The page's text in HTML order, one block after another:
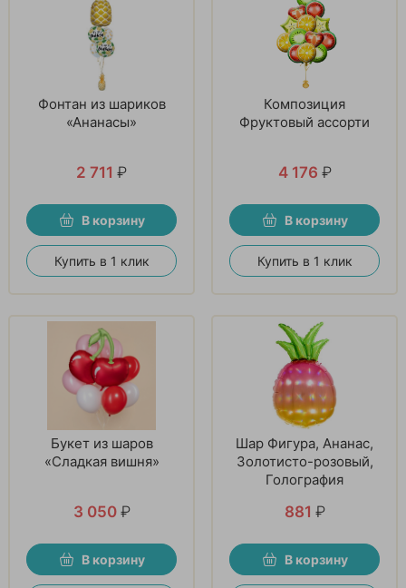
Фонтан из шариков
«Ананасы»
2 711 ₽
В корзину
Купить в 1 клик
Композиция
Фруктовый ассорти
4 176 ₽
В корзину
Купить в 1 клик
Букет из шаров
«Сладкая вишня»
3 050 ₽
В корзину
Шар Фигура, Ананас,
Золотисто-розовый,
Голография
881 ₽
В корзину